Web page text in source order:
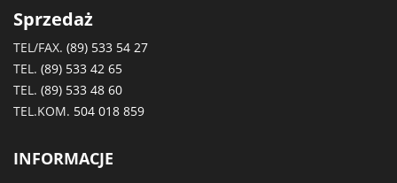
Sprzedaż
TEL/FAX. (89) 533 54 27
TEL. (89) 533 42 65
TEL. (89) 533 48 60
TEL.KOM. 504 018 859
INFORMACJE